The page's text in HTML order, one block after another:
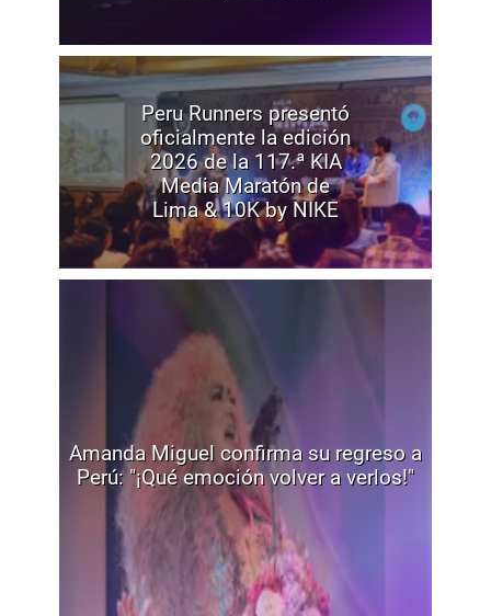
Peru Runners presentó
oficialmente la edición
2026 de la 117.ª KIA
Media Maratón de
Lima & 10K by NIKE
Amanda Miguel confirma su regreso a
Perú: "¡Qué emoción volver a verlos!"